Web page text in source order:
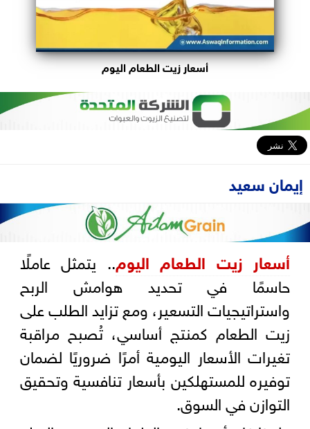
أسعار زيت الطعام اليوم
إيمان سعيد
أسعار زيت الطعام اليوم.. يتمثل عاملًا
حاسمًا في تحديد هوامش الربح
واستراتيجيات التسعير، ومع تزايد الطلب على
زيت الطعام كمنتج أساسي، تُصبح مراقبة
تغيرات الأسعار اليومية أمرًا ضروريًا لضمان
توفيره للمستهلكين بأسعار تنافسية وتحقيق
التوازن في السوق.